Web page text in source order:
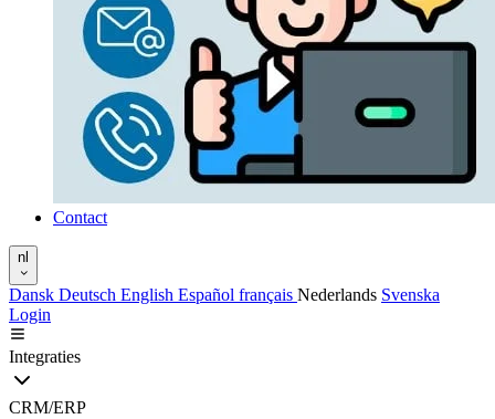
Contact
nl
Dansk Deutsch English Español français Nederlands Svenska
Login
Integraties
CRM/ERP